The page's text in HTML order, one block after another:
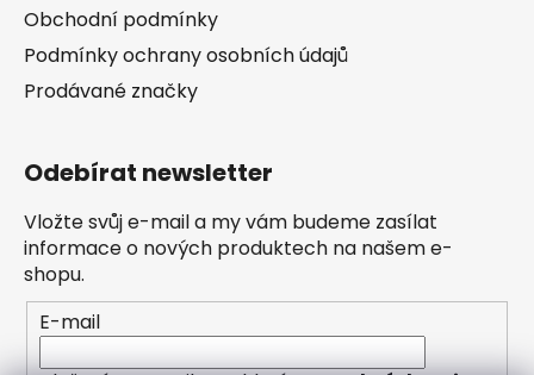
Obchodní podmínky
Podmínky ochrany osobních údajů
Prodávané značky
Odebírat newsletter
Vložte svůj e-mail a my vám budeme zasílat
informace o nových produktech na našem e-
shopu.
E-mail